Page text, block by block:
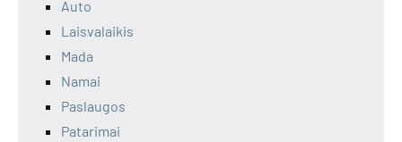
Auto
Laisvalaikis
Mada
Namai
Paslaugos
Patarimai